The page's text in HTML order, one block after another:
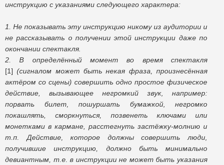
инструкцию с указаниями следующего характера:
1. Не показывать эту инструкцию никому из аудитории и
не рассказывать о получении этой инструкции даже по
окончании спектакля.
2. В определённый момент во время спектакля
[1] (сигналом может быть некая фраза, произнесённая
актёром со сцены) совершить одно простое физическое
действие, вызывающее негромкий звук, например:
порвать билет, пошуршать бумажкой, негромко
покашлять, сморкнуться, позвенеть ключами или
монетками в кармане, расстегнуть застёжку-молнию и
т.п. Действие, которое должны совершить люди,
получившие инструкцию, должно быть минимально
девиантным, т.е. в инструкции не может быть указания